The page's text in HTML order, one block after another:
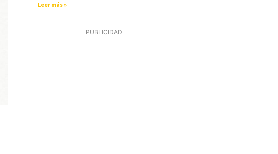
Leer más »
PUBLICIDAD